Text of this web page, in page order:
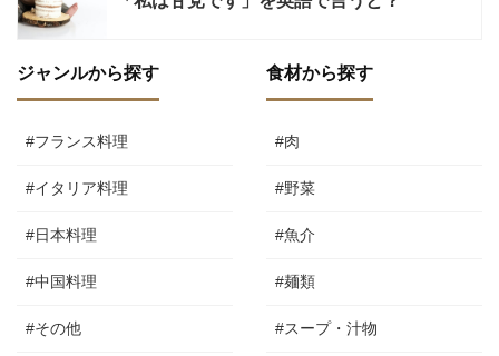
ジャンルから探す
#フランス料理
#イタリア料理
#日本料理
#中国料理
#その他
食材から探す
#肉
#野菜
#魚介
#麺類
#スープ・汁物